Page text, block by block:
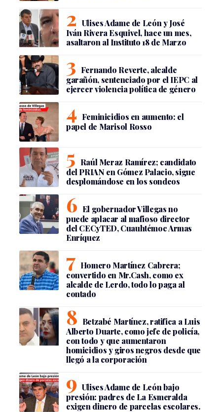
Ulises Adame de León y José
Iván Rivera Esquivel, hace un mes,
asaltaron al Instituto 18 de Marzo
Fernando Reverte, alcalde
garañón, sentenciado por el IEPC al
ejercer violencia política de género
Feminicidios en aumento: el
papel de Marisol Rosso
Raúl Meraz Ramírez; candidato
del PRIAN en Gómez Palacio, sigue
desplomándose en los sondeos
El gobernador Villegas no
puede aplacar al mafioso director
del CECyTED, Cuauhtémoc Armas
Enríquez
Homero Martínez Cabrera;
convertido en Mr.Cash, como ex
alcalde de Lerdo, todo lo paga al
contado
Betzabé Martínez, ratifica a Luis
Alberto Duarte, como jefe de policía,
con todo y que aumentaron
homicidios y giros negros desde que
llegó a la corporación
Ulises Adame de León bajo
presión: padres de La Esmeralda
exigen dinero de parcelas escolares.